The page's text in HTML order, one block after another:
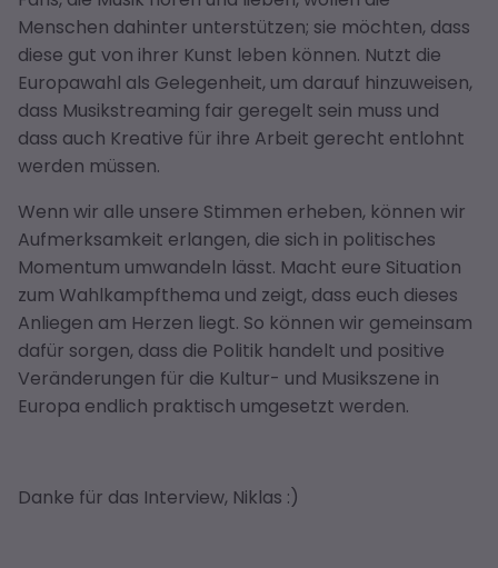
Menschen dahinter unterstützen; sie möchten, dass
diese gut von ihrer Kunst leben können. Nutzt die
Europawahl als Gelegenheit, um darauf hinzuweisen,
dass Musikstreaming fair geregelt sein muss und
dass auch Kreative für ihre Arbeit gerecht entlohnt
werden müssen.
Wenn wir alle unsere Stimmen erheben, können wir
Aufmerksamkeit erlangen, die sich in politisches
Momentum umwandeln lässt. Macht eure Situation
zum Wahlkampfthema und zeigt, dass euch dieses
Anliegen am Herzen liegt. So können wir gemeinsam
dafür sorgen, dass die Politik handelt und positive
Veränderungen für die Kultur- und Musikszene in
Europa endlich praktisch umgesetzt werden.
Danke für das Interview, Niklas :)